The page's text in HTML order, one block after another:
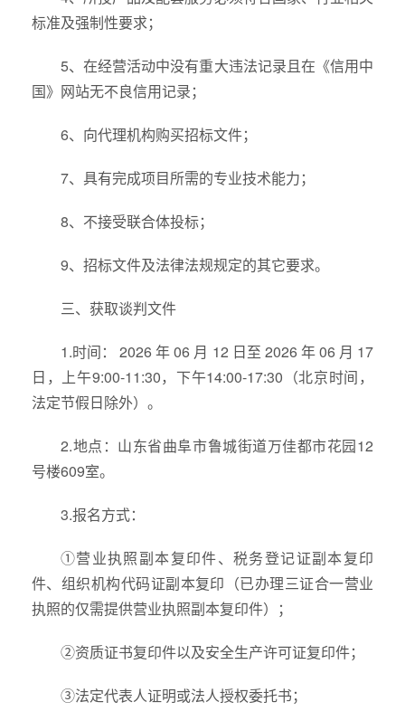
标准及强制性要求；
5、在经营活动中没有重大违法记录且在《信用中
国》网站无不良信用记录；
6、向代理机构购买招标文件；
7、具有完成项目所需的专业技术能力；
8、不接受联合体投标；
9、招标文件及法律法规规定的其它要求。
三、获取谈判文件
1.时间： 2026 年 06 月 12 日至 2026 年 06 月 17
日，上午9:00-11:30，下午14:00-17:30（北京时间，
法定节假日除外）。
2.地点：山东省曲阜市鲁城街道万佳都市花园12
号楼609室。
3.报名方式：
①营业执照副本复印件、税务登记证副本复印
件、组织机构代码证副本复印（已办理三证合一营业
执照的仅需提供营业执照副本复印件）；
②资质证书复印件以及安全生产许可证复印件；
③法定代表人证明或法人授权委托书；